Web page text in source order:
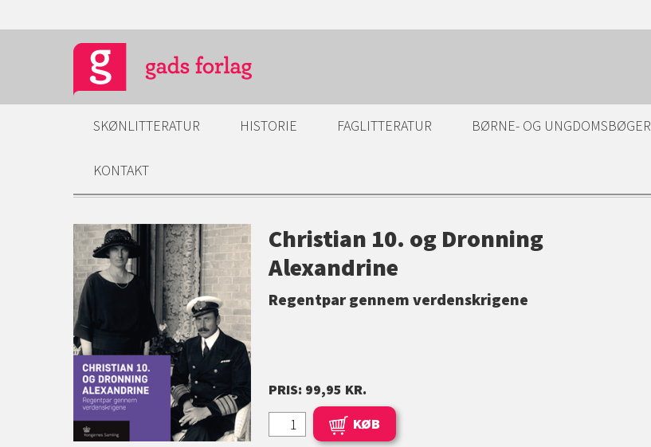
SKØNLITTERATUR HISTORIE FAGLITTERATUR BØRNE- OG UNGDOMSBØGER
KONTAKT
Christian 10. og Dronning
Alexandrine
Regentpar gennem verdenskrigene
PRIS: 99,95 KR.
KØB